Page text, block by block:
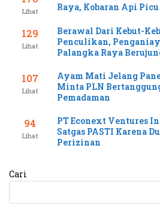
Lihat
Raya, Kobaran Api
129
Lihat
Berawal Dari Kebut-
Penculikan,
Palangka Raya
107
Lihat
Ayam Mati Jelang
Minta PLN
Pemadaman
94
Lihat
PT Econext Ventures
Satgas PASTI Karena
Perizinan
Cari